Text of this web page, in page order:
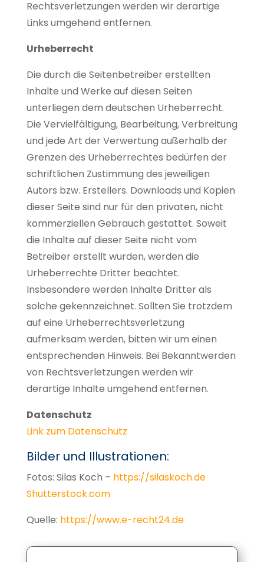
Rechtsverletzungen werden wir derartige
Links umgehend entfernen.
Urheberrecht
Die durch die Seitenbetreiber erstellten
Inhalte und Werke auf diesen Seiten
unterliegen dem deutschen Urheberrecht.
Die Vervielfältigung, Bearbeitung, Verbreitung
und jede Art der Verwertung außerhalb der
Grenzen des Urheberrechtes bedürfen der
schriftlichen Zustimmung des jeweiligen
Autors bzw. Erstellers. Downloads und Kopien
dieser Seite sind nur für den privaten, nicht
kommerziellen Gebrauch gestattet. Soweit
die Inhalte auf dieser Seite nicht vom
Betreiber erstellt wurden, werden die
Urheberrechte Dritter beachtet.
Insbesondere werden Inhalte Dritter als
solche gekennzeichnet. Sollten Sie trotzdem
auf eine Urheberrechtsverletzung
aufmerksam werden, bitten wir um einen
entsprechenden Hinweis. Bei Bekanntwerden
von Rechtsverletzungen werden wir
derartige Inhalte umgehend entfernen.
Datenschutz
Link zum Datenschutz
Bilder und Illustrationen:
Fotos: Silas Koch – https://silaskoch.de
Shutterstock.com
Quelle: https://www.e-recht24.de